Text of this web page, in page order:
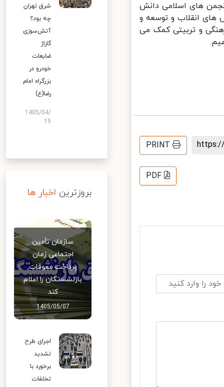
های اسلامی دانش
های انقلاب و توسعه و
و تربیتی کمک می
PRINT
PDF
شرق تهران
چه بود؟
آتش‌سوزی
گاراژ
ضایعات
خودرو در
بزرگراه امام
رضا(ع)
1405/04/
19
بروزترین اخبار ها
سازمان تأمین
اجتماعی زمان
پرداخت معوقات
بازنشستگان را اعلام
کند
1405/05/07
اجرای طرح
تشدید
برخورد با
تخلفات